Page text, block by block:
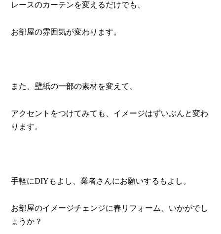
レースのカーテンを変えるだけでも、
お部屋の雰囲気が変わります。
また、壁紙の一部の素材を変えて、
アクセントをつけてみても、イメージはずいぶんと変わ
ります。
手軽にDIY もよし、業者さんにお願いするもよし。
お部屋のイメージチェンジに春リフォーム、いかがでし
ょうか？